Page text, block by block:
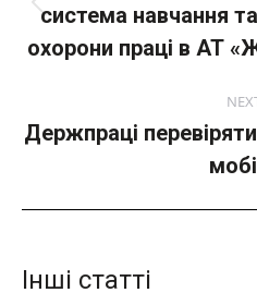
система навчання
охорони праці в АТ
Держпраці
Інші статті